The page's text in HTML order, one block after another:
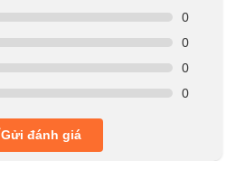
0
0
0
0
Gửi đánh giá